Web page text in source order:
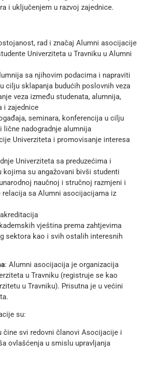
i uključenjem u razvoj zajednice.
rad i značaj Alumni asocijacije
Univerziteta u Travniku u Alumni
sa njihovim podacima i napraviti
cilju sklapanja budućih poslovnih veza
veza između studenata, alumnija,
i zajednice
seminara, konferencija u cilju
lične nadogradnje alumnija
Univerziteta i promovisanje interesa
Univerziteta sa preduzećima i
kojima su angažovani bivši studenti
naučnoj i stručnoj razmjeni i
relacija sa Alumni asocijacijama iz
vještina prema zahtjevima
sektora kao i svih ostalih interesnih
: Alumni asocijacija je organizacija
u Travniku (registruje se kao
u Travniku). Prisutna je u većini
su:
čine svi redovni članovi Asocijacije i
ovlašćenja u smislu upravljanja